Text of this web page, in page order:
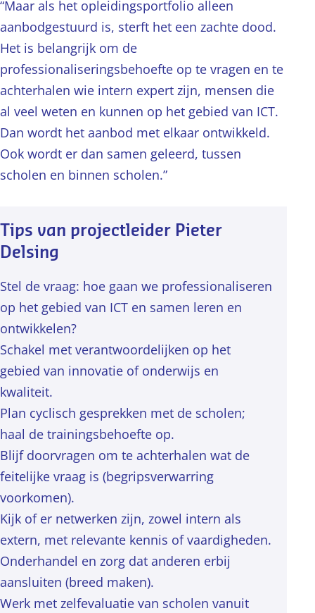
“Maar als het opleidingsportfolio alleen
aanbodgestuurd is, sterft het een zachte dood.
Het is belangrijk om de
professionaliseringsbehoefte op te vragen en te
achterhalen wie intern expert zijn, mensen die
al veel weten en kunnen op het gebied van ICT.
Dan wordt het aanbod met elkaar ontwikkeld.
Ook wordt er dan samen geleerd, tussen
scholen en binnen scholen.”
Tips van projectleider Pieter
Delsing
Stel de vraag: hoe gaan we professionaliseren
op het gebied van ICT en samen leren en
ontwikkelen?
Schakel met verantwoordelijken op het
gebied van innovatie of onderwijs en
kwaliteit.
Plan cyclisch gesprekken met de scholen;
haal de trainingsbehoefte op.
Blijf doorvragen om te achterhalen wat de
feitelijke vraag is (begripsverwarring
voorkomen).
Kijk of er netwerken zijn, zowel intern als
extern, met relevante kennis of vaardigheden.
Onderhandel en zorg dat anderen erbij
aansluiten (breed maken).
Werk met zelfevaluatie van scholen vanuit